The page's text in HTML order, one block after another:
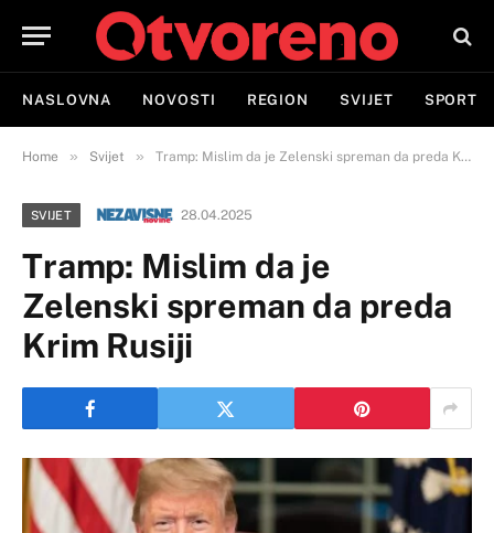
NASLOVNA NOVOSTI REGION SVIJET SPORT
Home » Svijet » Tramp: Mislim da je Zelenski spreman da preda Krim Rusiji
SVIJET 28.04.2025
Tramp: Mislim da je
Zelenski spreman da preda
Krim Rusiji